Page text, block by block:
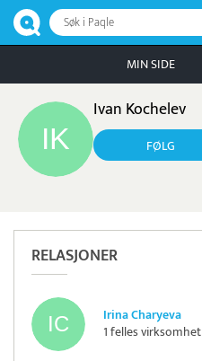
Søk i Paqle
MIN SIDE
Ivan Kochelev
FØLG
RELASJONER
Irina Charyeva
1 felles virksomhet